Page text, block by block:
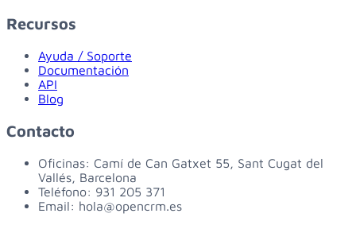
Recursos
Ayuda / Soporte
Documentación
API
Blog
Contacto
Oficinas: Camí de Can Gatxet 55, Sant Cugat del
Vallés, Barcelona
Teléfono: 931 205 371
Email: hola@opencrm.es